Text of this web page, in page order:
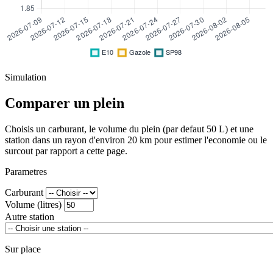
Simulation
Comparer un plein
Choisis un carburant, le volume du plein (par defaut 50 L) et une
station dans un rayon d'environ 20 km pour estimer l'economie ou le
surcout par rapport a cette page.
Parametres
Carburant
Volume (litres)
Autre station
Sur place